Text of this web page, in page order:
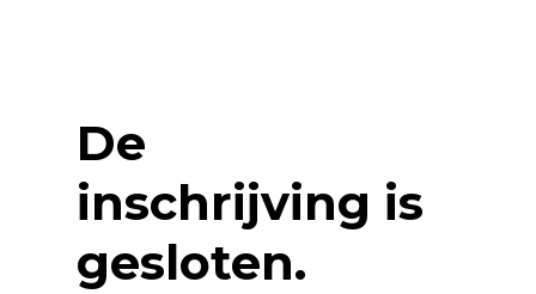
De
inschrijving is
gesloten.